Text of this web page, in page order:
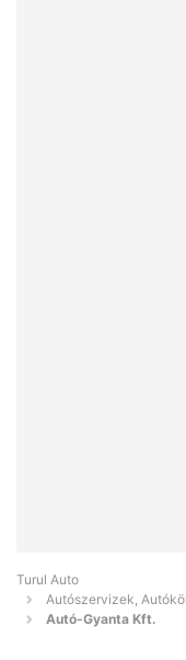
Turul Auto
Autószervizek,
Autó-Gyanta Kft.